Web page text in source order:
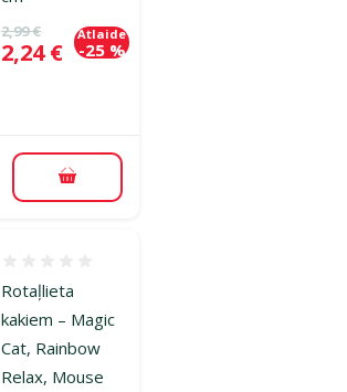
Oriģinālā cena
2,99 €
Cena
2,24 €
Atlaide
-25 %
Pievienot grozam
Rotaļlieta
kakiem – Magic
Cat, Rainbow
Relax, Mouse